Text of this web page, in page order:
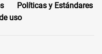
Políticas y Estándares
uso